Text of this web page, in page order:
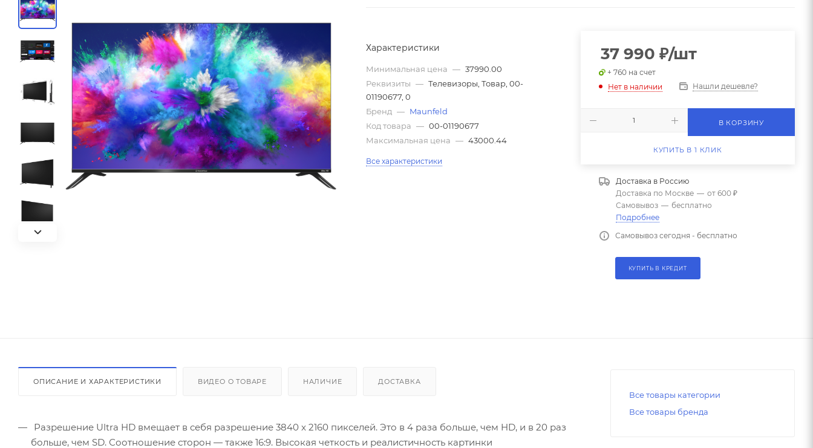
Характеристики
Минимальная цена — 37990.00
Реквизиты — Телевизоры, Товар, 00-
01190677, 0
Бренд — Maunfeld
Код товара — 00-01190677
Максимальная цена — 43000.44
Все характеристики
37 990 ₽/шт
+ 760 на счет
Нет в наличии
Нашли дешевле?
В КОРЗИНУ
КУПИТЬ В 1 КЛИК
Доставка в Россию
Доставка по Москве — от 600 ₽
Самовывоз — бесплатно
Подробнее
Самовывоз сегодня - бесплатно
КУПИТЬ В КРЕДИТ
ОПИСАНИЕ И ХАРАКТЕРИСТИКИ ВИДЕО О ТОВАРЕ НАЛИЧИЕ ДОСТАВКА
Разрешение Ultra HD вмещает в себя разрешение 3840 x 2160 пикселей. Это в 4 раза больше, чем HD, и в 20 раз
больше, чем SD. Соотношение сторон — также 16:9. Высокая четкость и реалистичность картинки
Все товары категории
Все товары бренда